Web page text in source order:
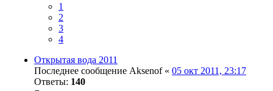
1
2
3
4
Открытая вода 2011
Последнее сообщение Aksenof« 05 окт 2011, 23:17
Ответы: 140